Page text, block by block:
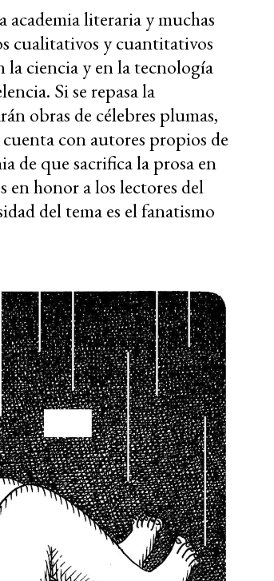
literaria y muchas
cualitativos y cuantitativos
la ciencia y en la tecnología
Si se repasa la
obras de célebres plumas,
con autores propios de
de que sacrifica la prosa en
en honor a los lectores del
del tema es el fanatismo